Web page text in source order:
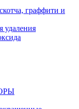
граффити и
удаления